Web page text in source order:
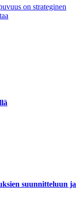
on strateginen
suunnitteluun ja